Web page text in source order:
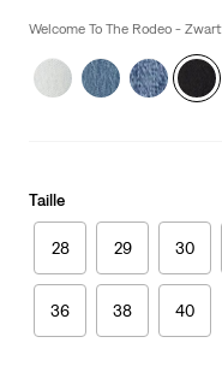
is
Welcome To The Rodeo - Zwart
Taille
28 29 30
36 38 40